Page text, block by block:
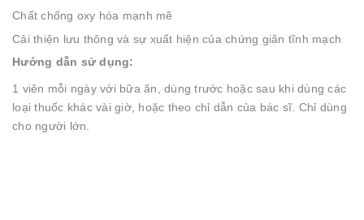
Chất chống oxy hóa mạnh mẽ
Cải thiện lưu thông và sự xuất hiện của chứng giãn tĩnh mạch
Hướng dẫn sử dụng:
1 viên mỗi ngày với bữa ăn, dùng trước hoặc sau khi dùng các
loại thuốc khác vài giờ, hoặc theo chỉ dẫn của bác sĩ. Chỉ dùng
cho người lớn.